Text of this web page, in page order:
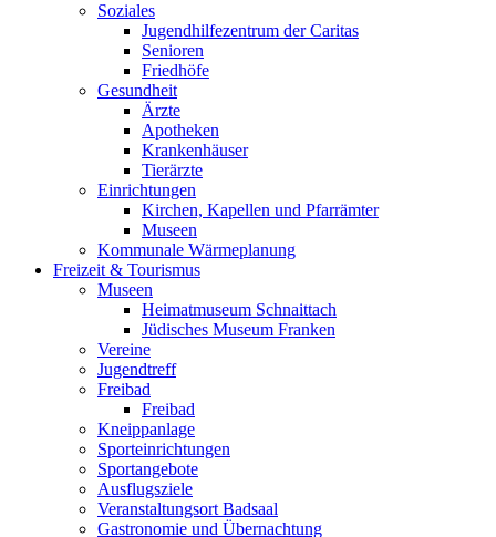
Soziales
Jugendhilfezentrum der Caritas
Senioren
Friedhöfe
Gesundheit
Ärzte
Apotheken
Krankenhäuser
Tierärzte
Einrichtungen
Kirchen, Kapellen und Pfarrämter
Museen
Kommunale Wärmeplanung
Freizeit & Tourismus
Museen
Heimatmuseum Schnaittach
Jüdisches Museum Franken
Vereine
Jugendtreff
Freibad
Freibad
Kneippanlage
Sporteinrichtungen
Sportangebote
Ausflugsziele
Veranstaltungsort Badsaal
Gastronomie und Übernachtung